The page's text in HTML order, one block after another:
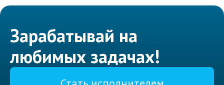
Зарабатывай на
любимых задачах!